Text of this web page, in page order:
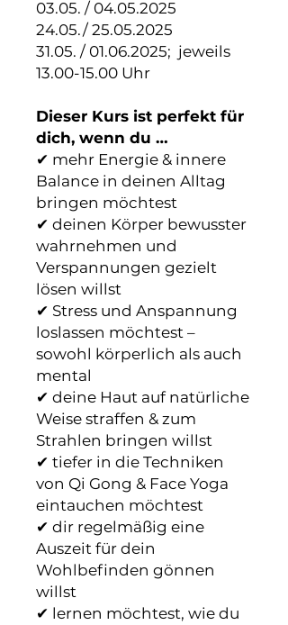
03.05. / 04.05.2025
24.05./ 25.05.2025
31.05. / 01.06.2025; jeweils
13.00-15.00 Uhr
Dieser Kurs ist perfekt für
dich, wenn du …
✔ mehr Energie & innere
Balance in deinen Alltag
bringen möchtest
✔ deinen Körper bewusster
wahrnehmen und
Verspannungen gezielt
lösen willst
✔ Stress und Anspannung
loslassen möchtest –
sowohl körperlich als auch
mental
✔ deine Haut auf natürliche
Weise straffen & zum
Strahlen bringen willst
✔ tiefer in die Techniken
von Qi Gong & Face Yoga
eintauchen möchtest
✔ dir regelmäßig eine
Auszeit für dein
Wohlbefinden gönnen
willst
✔ lernen möchtest, wie du